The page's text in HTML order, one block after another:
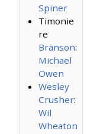
Spiner
Timonie
re
Branson:
Michael
Owen
Wesley
Crusher:
Wil
Wheaton